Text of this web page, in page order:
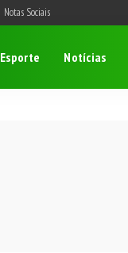
Notas Sociais
Esporte Notícias